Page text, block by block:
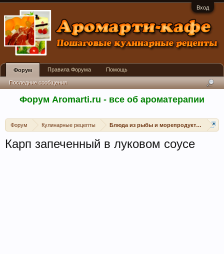
Вход
Форум Aromarti.ru - все об ароматерапии
Форум Кулинарные рецепты Блюда из рыбы и морепродуктов
Карп запеченный в луковом соусе
Форум
Последние сообщения
Правила Форума Помощь